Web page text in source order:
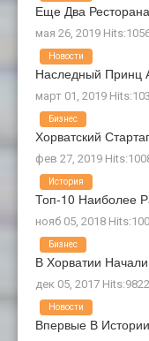
Еще Два
мая 26, 2019
Наследный Принц
март 01, 2019
Новости
Хорватский
фев 27, 2019
Бизнес
Топ-10 Наиболее
нояб 05, 2018
История
В Хорватии
дек 05, 2017 Hits:9822
Бизнес
Впервые В
Новости